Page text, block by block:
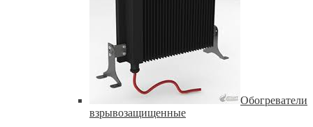
Обогреватели
взрывозащищенные